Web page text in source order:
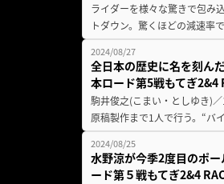
ライダーを様々な驚きで包み
トダウン。驚くほどの減速率
2024/08/27
全日本の歴史に名を刻ん
本ロード第5戦もてぎ2&4
駒井俊之(こまい・としゆき)
原稿製作まで1人で行う。“バ
2024/08/25
水野涼が今季2度目のポ
ード第５戦もてぎ2&4